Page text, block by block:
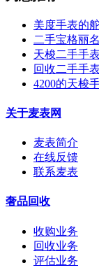
美度手表的
二手宝格丽
天梭二手手
回收二手手
4200的天梭
关于麦表网
麦表简介
在线反馈
联系麦表
奢品回收
收购业务
回收业务
评估业务